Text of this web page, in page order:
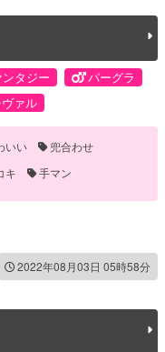
タジー
パーグラ
ァル
いい
兜合わせ
キ 手マン
2022年08月03日 05時58分